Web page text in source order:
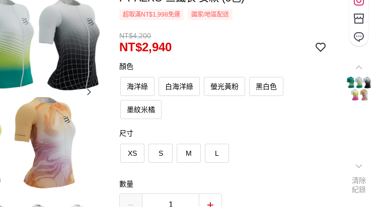
超取滿NT$1,998免運 國家/地區配送
NT$4,200
NT$2,940
顏色
海洋綠 白海洋綠 螢光黃粉 黑白色
墨紋米橘
尺寸
XS S M L
數量
清除
紀錄